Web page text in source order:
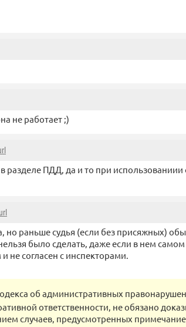
не работает ;)
разделе ПДД, да и то при использованиии
url
но раньше судья (если без присяжных)
было сделать, даже если в нем
не согласен с инспекторами.
об административных
ответственности, не обязано
случаев, предусмотренных